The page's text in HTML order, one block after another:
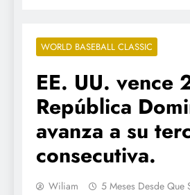
WORLD BASEBALL CLASSIC
EE. UU. vence
República
avanza a su
consecutiva.
Wiliam
5 Meses Desde Que